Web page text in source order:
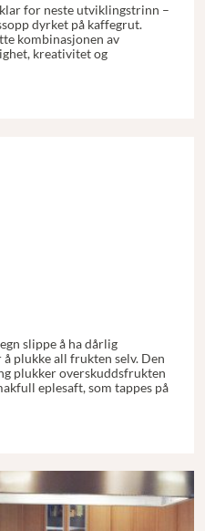
for neste utviklingstrinn –
dyrket på kaffegrut.
kombinasjonen av
kreativitet og
slippe å ha dårlig
plukke all frukten selv. Den
plukker overskuddsfrukten
eplesaft, som tappes på
skaper meningsfylt, lønnet